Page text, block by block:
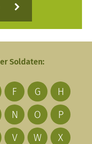
Soldaten:
F G
H
N O
P
V W
X